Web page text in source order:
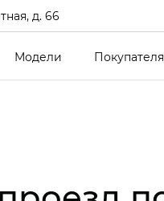
д. 66
Модели